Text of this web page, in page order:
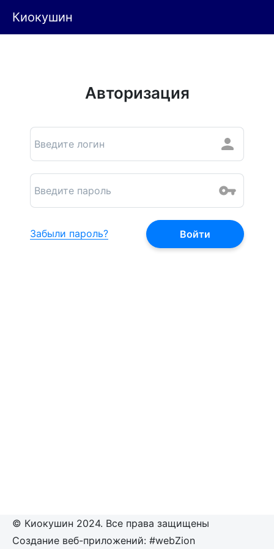
Киокушин
Авторизация
Забыли пароль?
© Киокушин 2024. Все права защищены
Создание веб-приложений: #webZion